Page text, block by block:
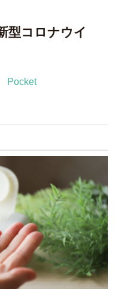
型コロナウイ
Pocket